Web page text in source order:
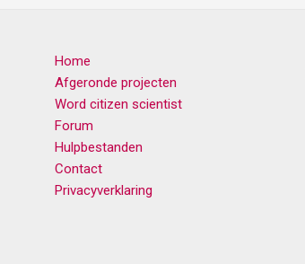
Home
Afgeronde projecten
Word citizen scientist
Forum
Hulpbestanden
Contact
Privacyverklaring